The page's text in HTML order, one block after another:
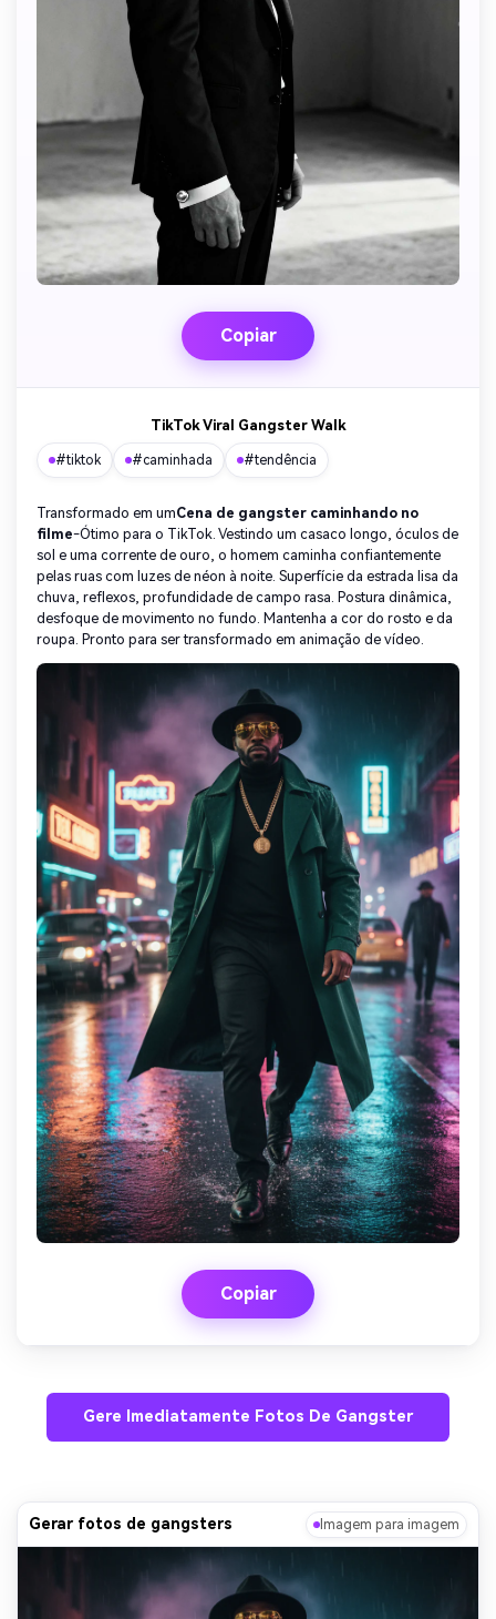
Copiar
TikTok Viral Gangster Walk
#tiktok #caminhada #tendência
Transformado em umCena de gangster caminhando no
filme-Ótimo para o TikTok. Vestindo um casaco longo, óculos de
sol e uma corrente de ouro, o homem caminha confiantemente
pelas ruas com luzes de néon à noite. Superfície da estrada lisa da
chuva, reflexos, profundidade de campo rasa. Postura dinâmica,
desfoque de movimento no fundo. Mantenha a cor do rosto e da
roupa. Pronto para ser transformado em animação de vídeo.
Copiar
Gere Imediatamente Fotos De Gangster
Gerar fotos de gangsters Imagem para imagem